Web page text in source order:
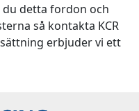
du detta fordon och
så kontakta KCR
erbjuder vi ett